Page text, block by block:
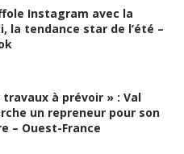
Instagram avec la
la tendance star de l’été –
travaux à prévoir » : Val
un repreneur pour son
– Ouest-France